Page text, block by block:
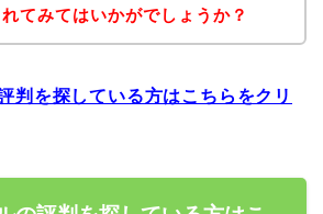
てみてはいかがでしょうか？
判を探している方はこちらをクリ